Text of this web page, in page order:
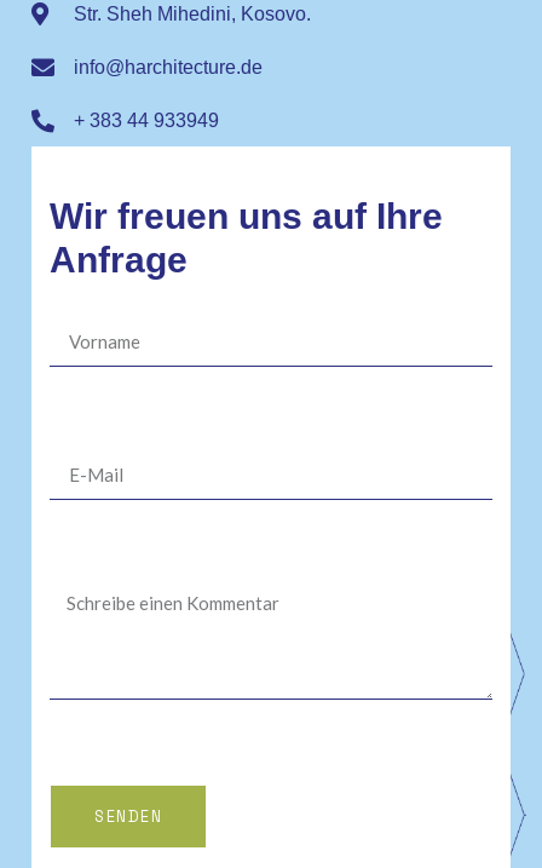
Str. Sheh Mihedini, Kosovo.
info@harchitecture.de
+ 383 44 933949
Wir freuen uns auf Ihre
Anfrage
SENDEN